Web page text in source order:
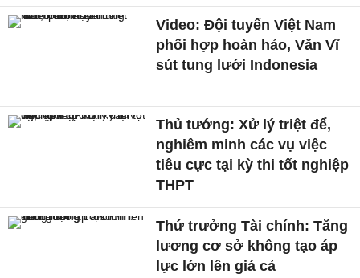
Video: Đội tuyển Việt Nam
phối hợp hoàn hảo, Văn Vĩ
sút tung lưới Indonesia
Thủ tướng: Xử lý triệt để,
nghiêm minh các vụ việc
tiêu cực tại kỳ thi tốt nghiệp
THPT
Thứ trưởng Tài chính: Tăng
lương cơ sở không tạo áp
lực lớn lên giá cả